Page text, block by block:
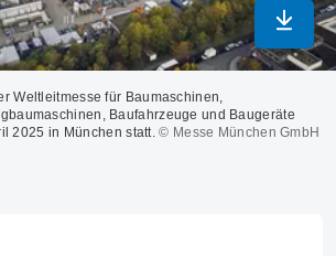
In
Weltleitmesse für Baumaschinen,
Baufahrzeuge und Baugeräte
2025 in München statt. © Messe München GmbH